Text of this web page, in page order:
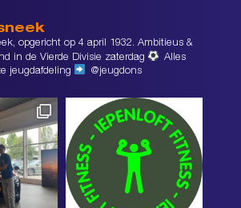
opgericht op 4 april 1932. Ambitieus &
in de Vierde Divisie zaterdag
Alles
jeugdafdeling
@jeugdons